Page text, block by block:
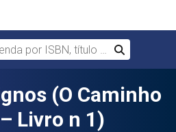
por ISBN, título o autor
Buscar
(O Caminho
Livro n 1)